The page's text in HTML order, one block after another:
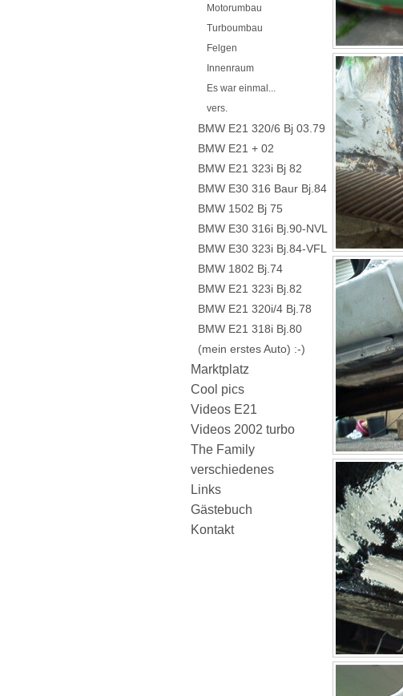
Motorumbau
Turboumbau
Felgen
Innenraum
Es war einmal...
vers.
BMW E21 320/6 Bj 03.79
BMW E21 + 02
BMW E21 323i Bj 82
BMW E30 316 Baur Bj.84
BMW 1502 Bj 75
BMW E30 316i Bj.90-NVL
BMW E30 323i Bj.84-VFL
BMW 1802 Bj.74
BMW E21 323i Bj.82
BMW E21 320i/4 Bj.78
BMW E21 318i Bj.80
(mein erstes Auto) :-)
Marktplatz
Cool pics
Videos E21
Videos 2002 turbo
The Family
verschiedenes
Links
Gästebuch
Kontakt